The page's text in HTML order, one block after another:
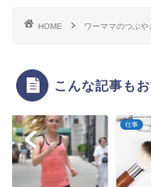
HOME ワーママのつぶや
こんな記事も
仕事